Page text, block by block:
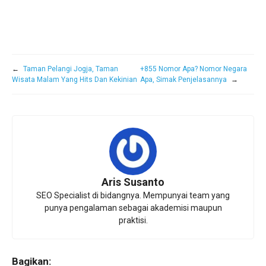
←
Taman Pelangi Jogja, Taman
Wisata Malam Yang Hits Dan Kekinian
+855 Nomor Apa? Nomor Negara
Apa, Simak Penjelasannya
→
Aris Susanto
SEO Specialist di bidangnya. Mempunyai team yang
punya pengalaman sebagai akademisi maupun
praktisi.
Bagikan: